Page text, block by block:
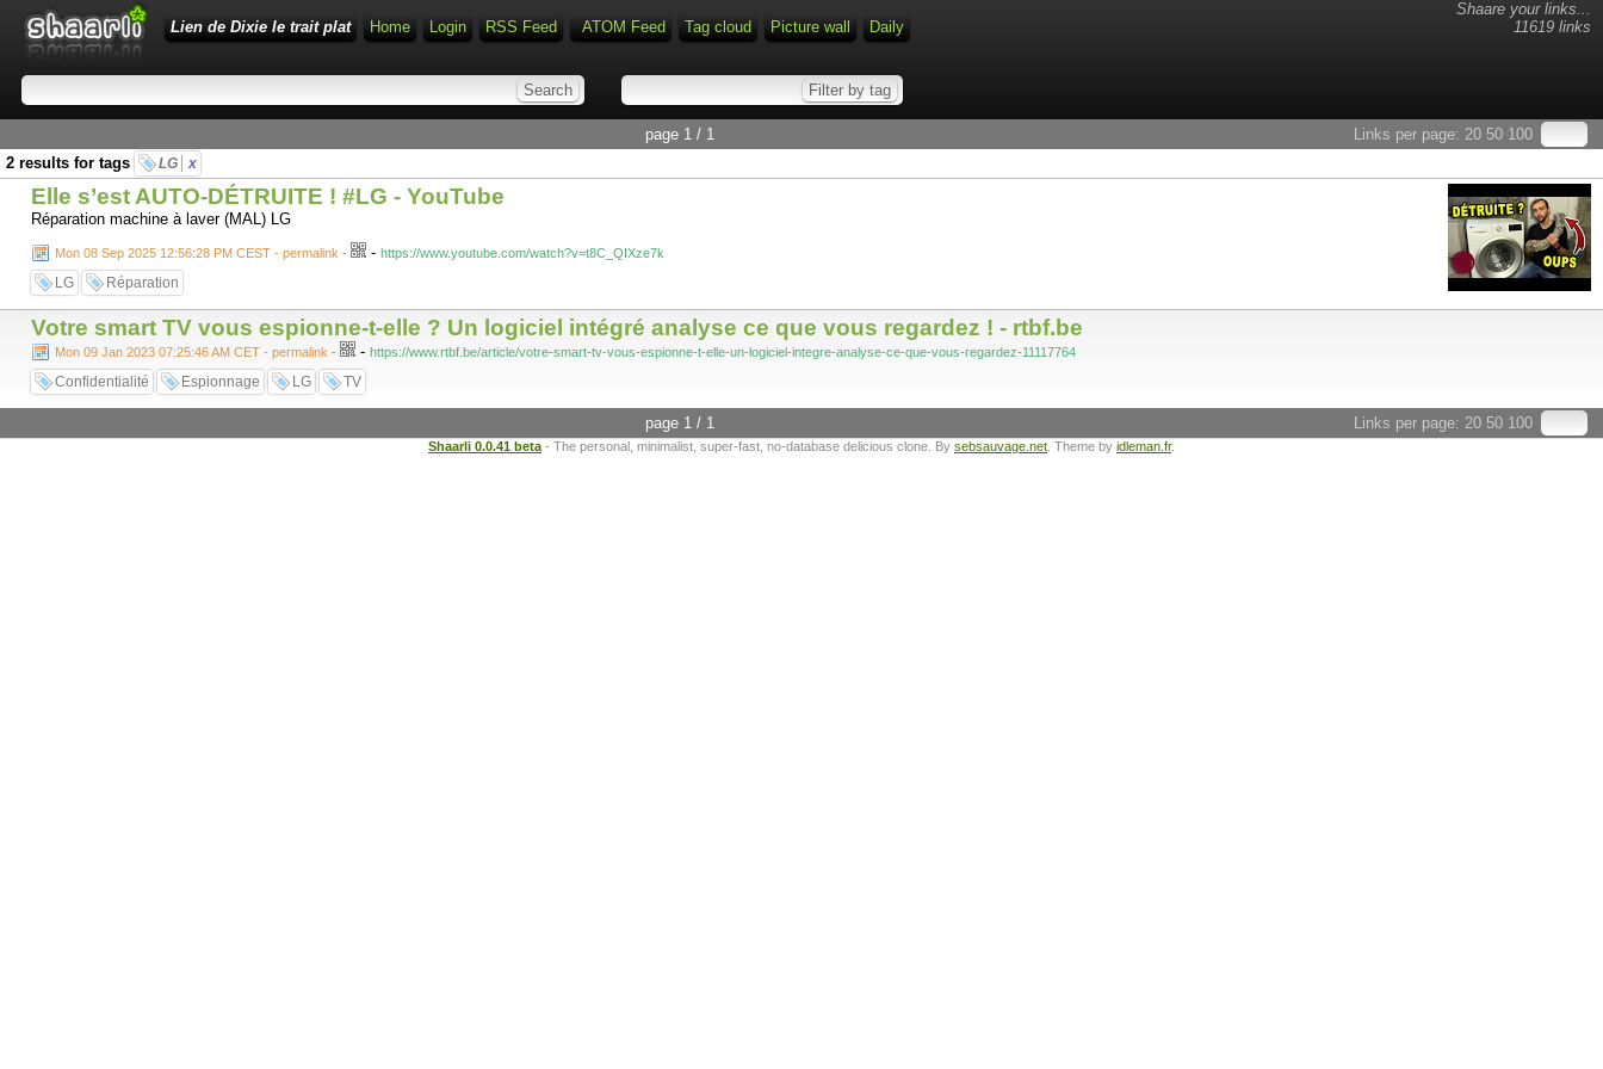
Shaare your links...
11619 links
Lien de Dixie le trait plat Home Login RSS Feed ATOM Feed Tag cloud Picture wall Daily
Links per page: 20 50 100
page 1 / 1
2 results for tags
LG x
Elle s’est AUTO-DÉTRUITE ! #LG - YouTube
Réparation machine à laver (MAL) LG
Mon 08 Sep 2025 12:56:28 PM CEST - permalink - - https://www.youtube.com/watch?v=t8C_QIXze7k
LG Réparation
Votre smart TV vous espionne-t-elle ? Un logiciel intégré analyse ce que vous regardez ! - rtbf.be
Mon 09 Jan 2023 07:25:46 AM CET - permalink - - https://www.rtbf.be/article/votre-smart-tv-vous-espionne-t-elle-un-logiciel-integre-analyse-ce-que-vous-regardez-11117764
Confidentialité Espionnage LG TV
Links per page: 20 50 100
page 1 / 1
Shaarli 0.0.41 beta - The personal, minimalist, super-fast, no-database delicious clone. By sebsauvage.net . Theme by idleman.fr.